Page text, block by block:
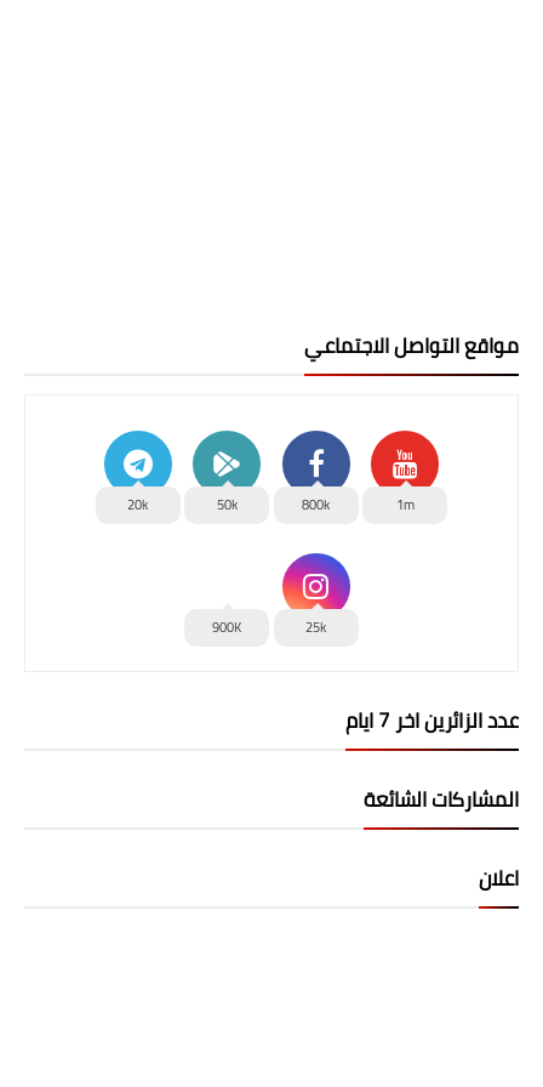
مواقع التواصل الاجتماعي
1m
800k
50k
20k
25k
900K
عدد الزائرين اخر 7 ايام
المشاركات الشائعة
اعلان